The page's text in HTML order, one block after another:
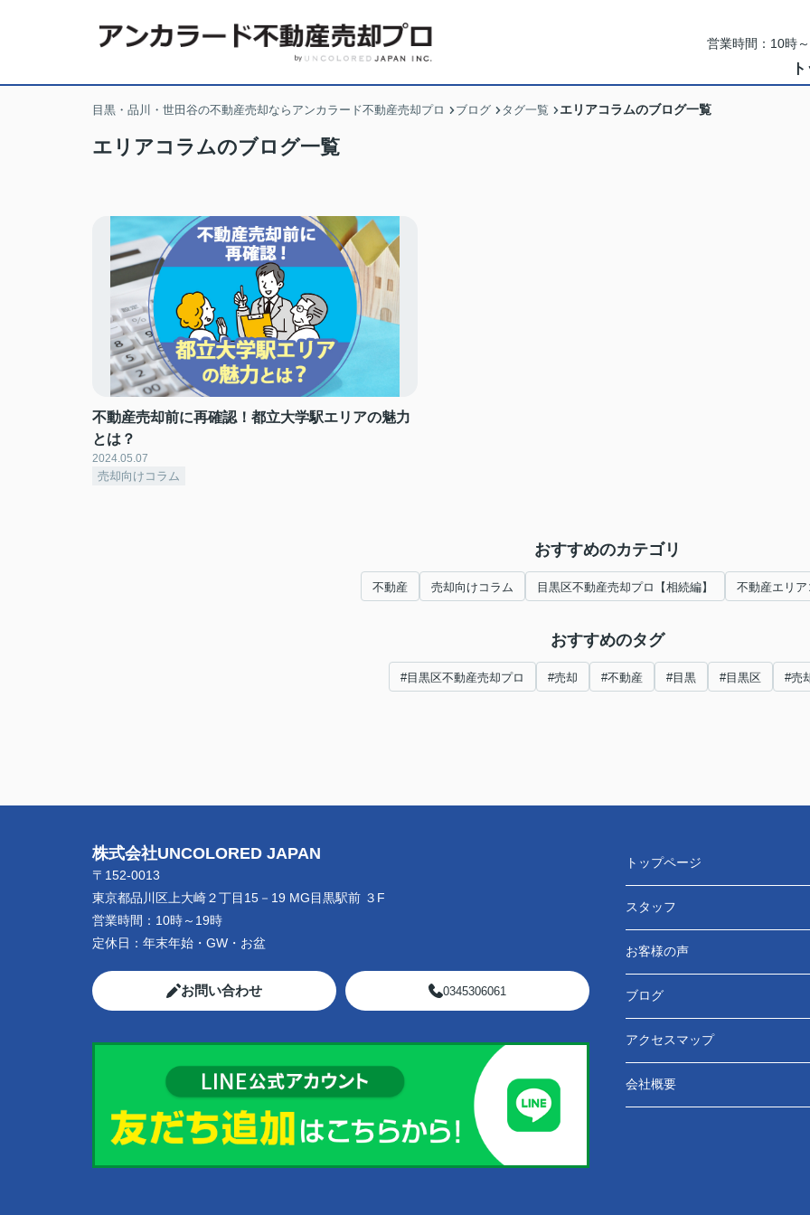
営業時間：10時
目黒・品川・世田谷の不動産売却ならアンカラード不動産売却プロ ブログ タグ一覧 エリアコラムのブログ一覧
エリアコラムのブログ一覧
不動産売却前に再確認！都立大学駅エリアの魅力
とは？
2024.05.07
売却向けコラム
おすすめのカテゴリ
不動産 売却向けコラム 目黒区不動産売却プロ【相続編】 不動産エリア
おすすめのタグ
#目黒区不動産売却プロ #売却 #不動産 #目黒 #目黒区 #売
株式会社UNCOLORED JAPAN
〒152-0013
東京都品川区上大崎２丁目15－19 MG目黒駅前 ３F
営業時間： 10時～19時
定休日： 年末年始・GW・お盆
お問い合わせ 0345306061
トップページ
スタッフ
お客様の声
ブログ
アクセスマップ
会社概要